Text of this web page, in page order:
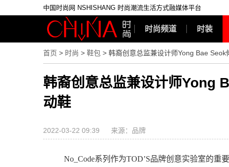
中国时尚网 NSHISHANG 时尚潮流生活方式融媒体平台
时尚频道 时装
首页 > 时尚 > 鞋包 > 韩裔创意总监兼设计师Yong Bae
韩裔创意总监兼设计师Yong
动鞋
2022-03-22 09:39 来源：品牌
No_Code系列作为TOD’S品牌创意实验室的重